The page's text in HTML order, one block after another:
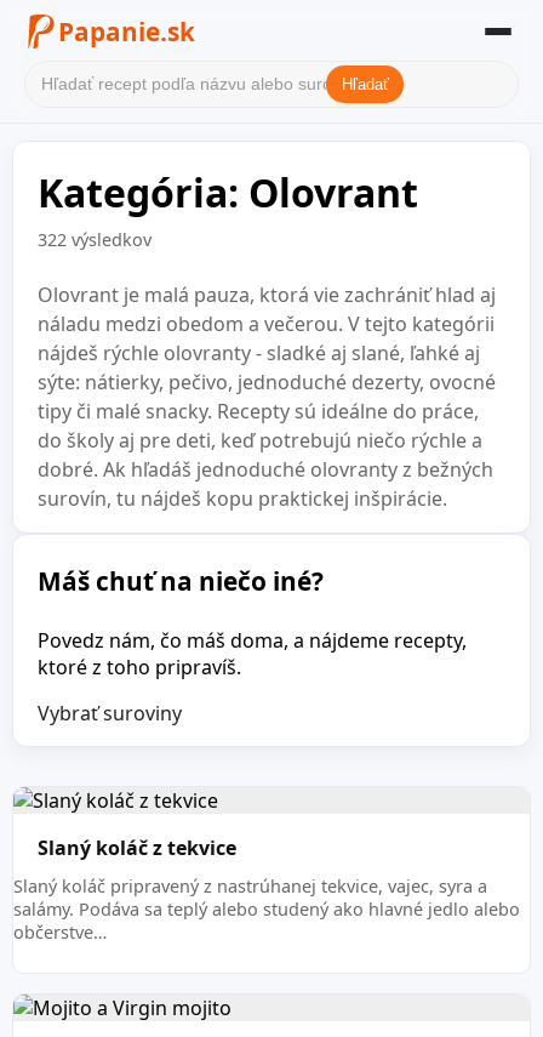
Papanie.sk
Filter receptov
Kategórie
O nás
Kontakt
Hľadať
Kategória: Olovrant
322 výsledkov
Olovrant je malá pauza, ktorá vie zachrániť hlad aj
náladu medzi obedom a večerou. V tejto kategórii
nájdeš rýchle olovranty - sladké aj slané, ľahké aj
sýte: nátierky, pečivo, jednoduché dezerty, ovocné
tipy či malé snacky. Recepty sú ideálne do práce,
do školy aj pre deti, keď potrebujú niečo rýchle a
dobré. Ak hľadáš jednoduché olovranty z bežných
surovín, tu nájdeš kopu praktickej inšpirácie.
Máš chuť na niečo iné?
Povedz nám, čo máš doma, a nájdeme recepty,
ktoré z toho pripravíš.
Vybrať suroviny
Slaný koláč z tekvice
Slaný koláč pripravený z nastrúhanej tekvice, vajec, syra a
salámy. Podáva sa teplý alebo studený ako hlavné jedlo alebo
občerstve…